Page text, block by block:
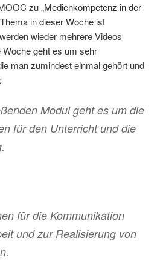
zu „Medienkompetenz in der
in dieser Woche ist
wieder mehrere Videos
geht es um sehr
man zumindest einmal gehört und
Modul geht es um die
für den Unterricht und die
für die Kommunikation
und zur Realisierung von